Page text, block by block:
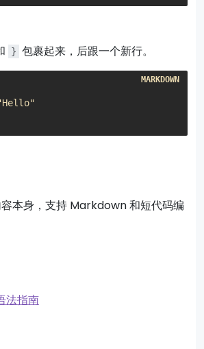
} 包裹起来，后跟一个新行。
本身，支持 Markdown 和短代码编
法指南